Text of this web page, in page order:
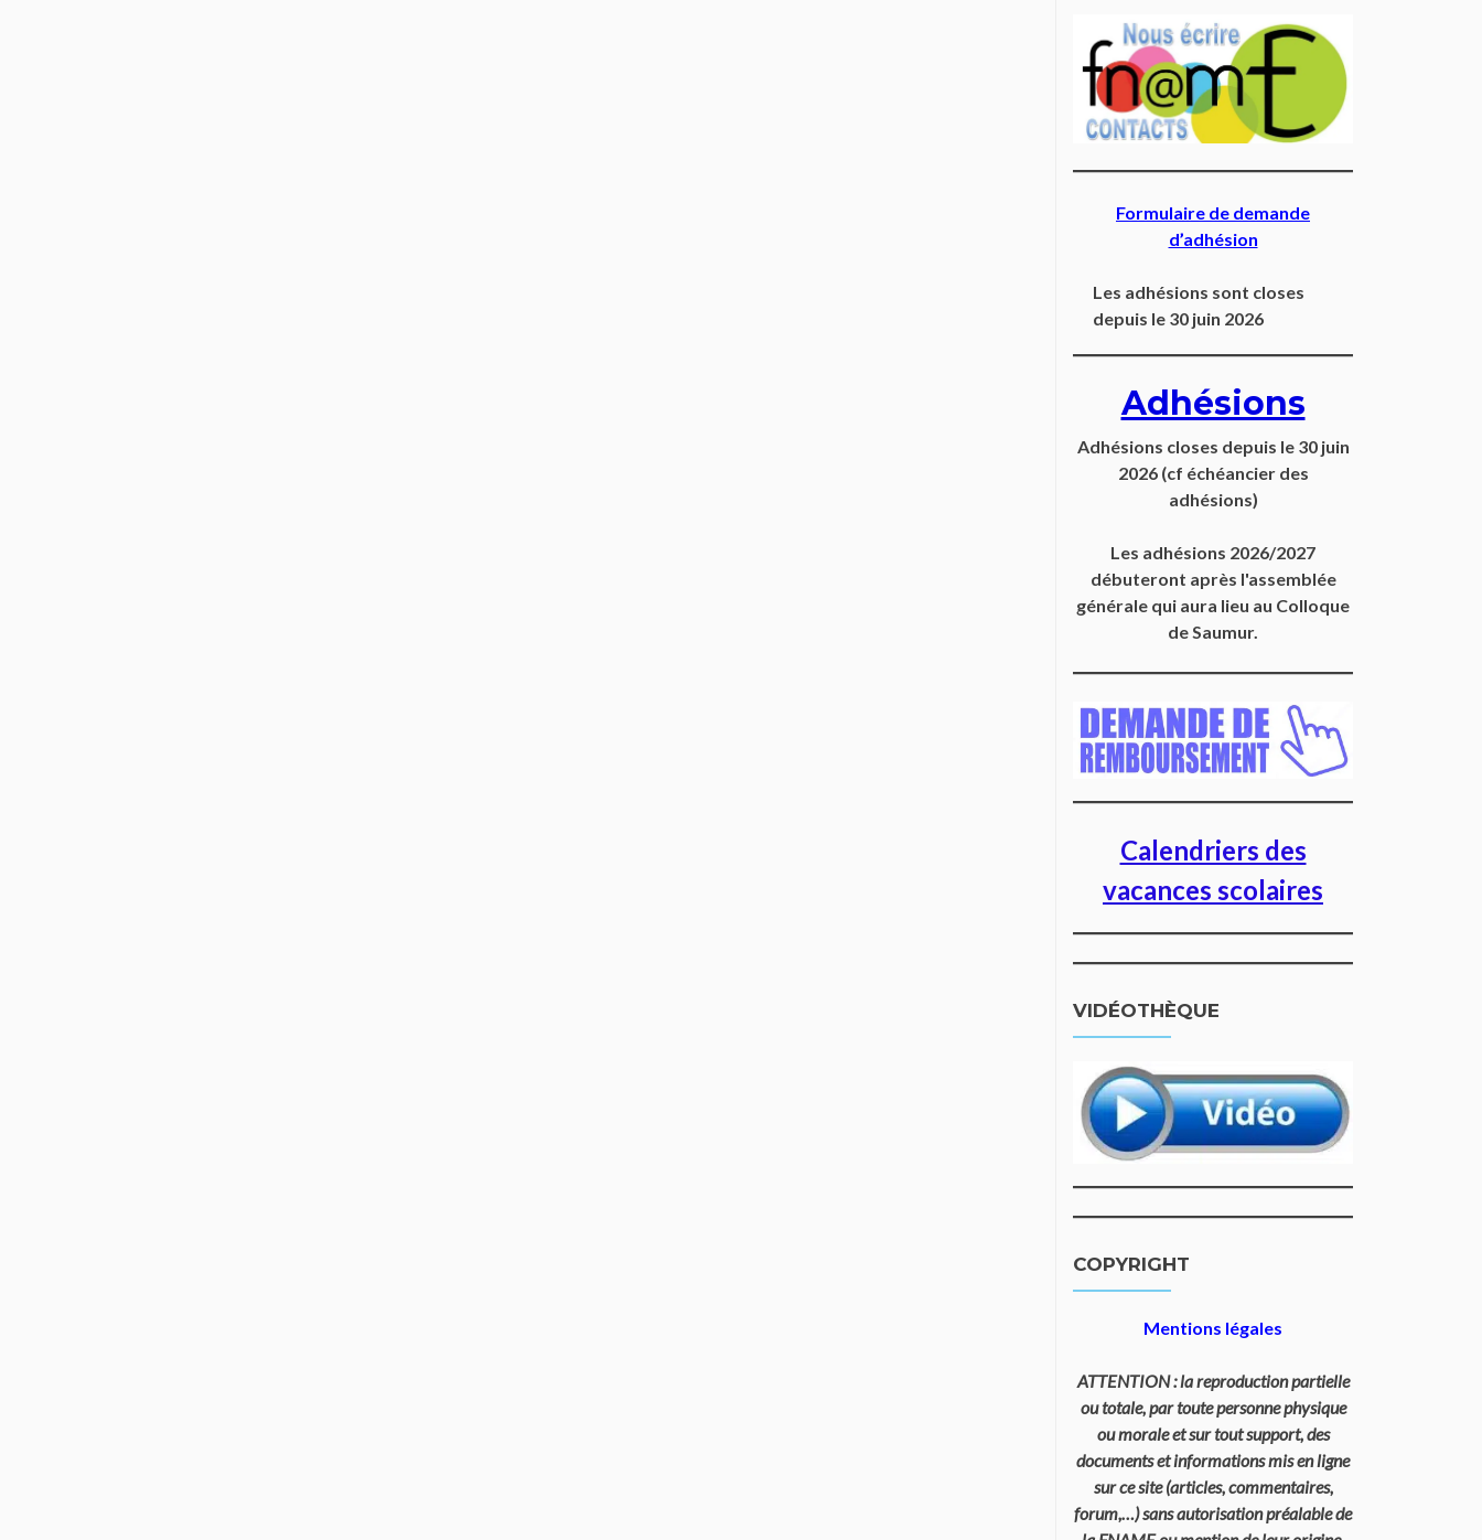
Formulaire de demande
d’adhésion
Les adhésions sont closes
depuis le 30 juin 2026
Adhésions
Adhésions closes depuis le 30 juin
2026 (cf échéancier des
adhésions)
Les adhésions 2026/2027
débuteront après l'assemblée
générale qui aura lieu au Colloque
de Saumur.
Calendriers des
vacances scolaires
VIDÉOTHÈQUE
COPYRIGHT
Mentions légales
ATTENTION : la reproduction partielle
ou totale, par toute personne physique
ou morale et sur tout support, des
documents et informations mis en ligne
sur ce site (articles, commentaires,
forum,…) sans autorisation préalable de